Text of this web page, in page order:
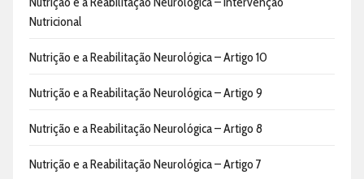
Nutricional
Nutrição e a Reabilitação Neurológica – Artigo 10
Nutrição e a Reabilitação Neurológica – Artigo 9
Nutrição e a Reabilitação Neurológica – Artigo 8
Nutrição e a Reabilitação Neurológica – Artigo 7